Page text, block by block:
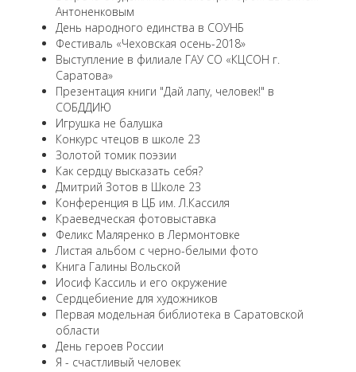
Антоненковым
День народного единства в СОУНБ
Фестиваль «Чеховская осень-2018»
Выступление в филиале ГАУ СО «КЦСОН г.
Саратова»
Презентация книги "Дай лапу, человек!" в
СОБДДИЮ
Игрушка не балушка
Конкурс чтецов в школе 23
Золотой томик поэзии
Как сердцу высказать себя?
Дмитрий Зотов в Школе 23
Конференция в ЦБ им. Л.Кассиля
Краеведческая фотовыставка
Феликс Маляренко в Лермонтовке
Листая альбом с черно-белыми фото
Книга Галины Вольской
Иосиф Кассиль и его окружение
Сердцебиение для художников
Первая модельная библиотека в Саратовской
области
День героев России
Я - счастливый человек